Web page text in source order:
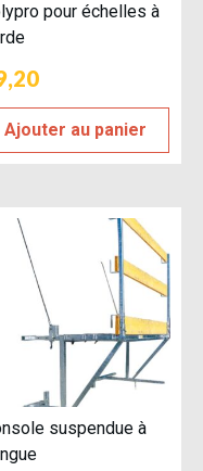
pour échelles à
Ajouter au panier
suspendue à